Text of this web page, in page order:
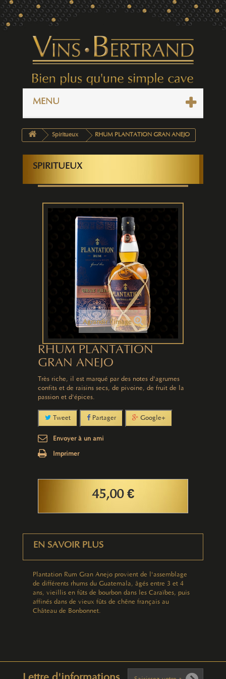
MENU
Spiritueux RHUM PLANTATION GRAN ANEJO
SPIRITUEUX
Agrandir l'image
RHUM PLANTATION
GRAN ANEJO
Très riche, il est marqué par des notes d'agrumes
confits et de raisins secs, de pivoine, de fruit de la
passion et d'épices.
Tweet Partager Google+
Envoyer à un ami
Imprimer
45,00 €
EN SAVOIR PLUS
Plantation Rum Gran Anejo provient de l'assemblage
de différents rhums du Guatemala, âgés entre 3 et 4
ans, vieillis en fûts de bourbon dans les Caraïbes, puis
affinés dans de vieux fûts de chêne français au
Château de Bonbonnet.